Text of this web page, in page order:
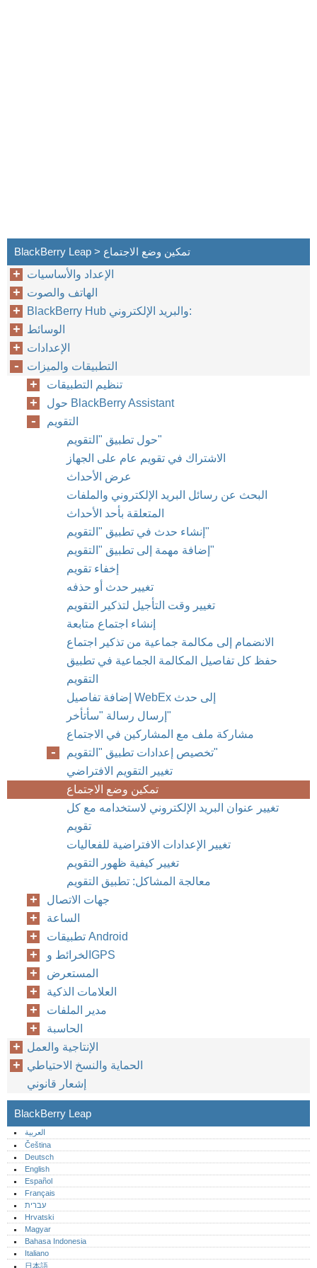
BlackBerry Leap > تمكين وضع الاجتماع
الإعداد والأساسيات
الهاتف والصوت
BlackBerry Hub والبريد الإلكتروني:
الوسائط
الإعدادات
التطبيقات والميزات
تنظيم التطبيقات
حول BlackBerry Assistant
التقويم
حول تطبيق "التقويم"
الاشتراك في تقويم عام على الجهاز
عرض الأحداث
البحث عن رسائل البريد الإلكتروني والملفات
المتعلقة بأحد الأحداث
إنشاء حدث في تطبيق "التقويم"
إضافة مهمة إلى تطبيق "التقويم"
إخفاء تقويم
تغيير حدث أو حذفه
تغيير وقت التأجيل لتذكير التقويم
إنشاء اجتماع متابعة
الانضمام إلى مكالمة جماعية من تذكير اجتماع
حفظ كل تفاصيل المكالمة الجماعية في تطبيق
التقويم
إضافة تفاصيل WebEx إلى حدث
إرسال رسالة "سأتأخر"
مشاركة ملف مع المشاركين في الاجتماع
تخصيص إعدادات تطبيق "التقويم"
تغيير التقويم الافتراضي
تمكين وضع الاجتماع
تغيير عنوان البريد الإلكتروني لاستخدامه مع كل
تقويم
تغيير الإعدادات الافتراضية للفعاليات
تغيير كيفية ظهور التقويم
معالجة المشاكل: تطبيق التقويم
جهات الاتصال
الساعة
تطبيقات Android
الخرائط وGPS
المستعرض
العلامات الذكية
مدير الملفات
الحاسبة
الإنتاجية والعمل
الحماية والنسخ الاحتياطي
إشعار قانوني
BlackBerry Leap
العربية
Čeština
Deutsch
English
Español
Français
עברית
Hrvatski
Magyar
Bahasa Indonesia
Italiano
日本語